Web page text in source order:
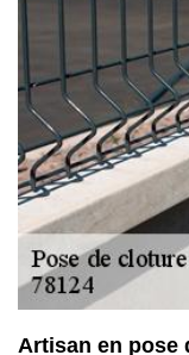
Artisan en pose